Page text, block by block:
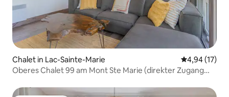
Chalet in Lac-Sainte-Marie
4,94 (17)
Oberes Chalet 99 am Mont Ste Marie (direkter Zugang